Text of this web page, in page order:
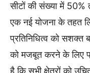
सीटों की संख्या में 50%
एक नई योजना के तहत
प्रतिनिधित्व को सशक्त
को मजबूत करने के लिए
है कि सभी क्षेत्रों को